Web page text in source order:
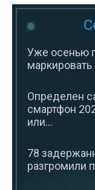
Уже осенью
маркировать
Определен
смартфон
или...
78
разгромили